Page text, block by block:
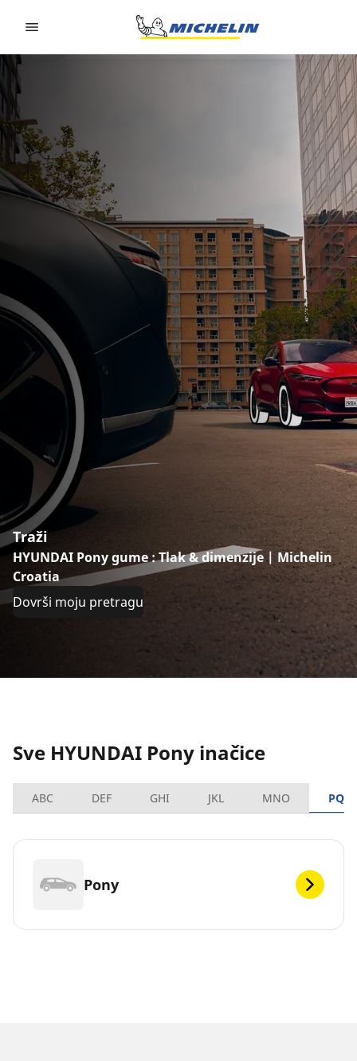
Traži
HYUNDAI Pony gume : Tlak & dimenzije | Michelin
Croatia
Dovrši moju pretragu
Sve HYUNDAI Pony inačice
ABC DEF GHI JKL MNO PQRS
Pony